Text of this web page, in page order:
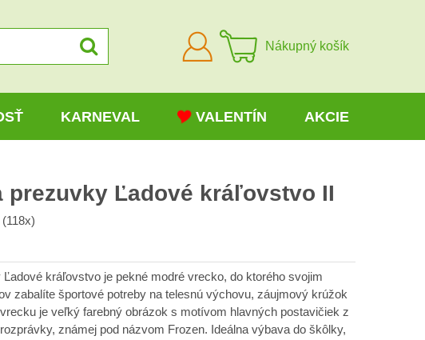
Prihlásiť
sa
Nákupný košík
KARNEVAL VALENTÍN AKCIE
prezuvky Ľadové kráľovstvo II
(118x)
kráľovstvo je pekné modré vrecko, do ktorého svojim
zabalíte športové potreby na telesnú výchovu, záujmový krúžok
je veľký farebný obrázok s motívom hlavných postavičiek z
známej pod názvom Frozen. Ideálna výbava do škôlky,